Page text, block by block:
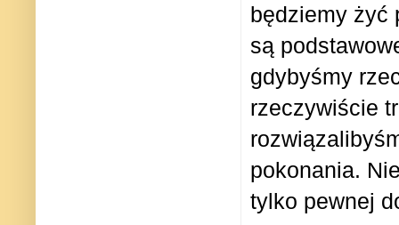
będziemy żyć
są
gdybyśmy
rzeczywiście
pokonania.
tylko pewnej